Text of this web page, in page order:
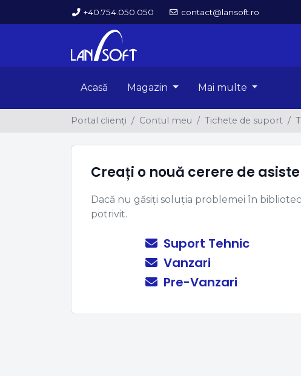
+40.754.050.050 contact@lansoft.ro
Acasă Magazin Mai multe
Portal clienți Contul meu Tichete de suport
Creați o nouă cerere de
Dacă nu găsiți soluția problemei în
potrivit.
Suport Tehnic
Vanzari
Pre-Vanzari